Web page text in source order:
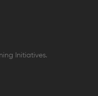
Initiatives.